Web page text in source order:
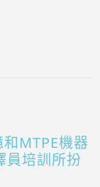
MTPE機器
員培訓所扮